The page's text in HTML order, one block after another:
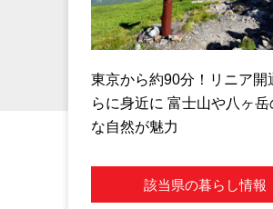
東京から約90分！リニア開
らに身近に 富士山や八ヶ岳
な自然が魅力
該当県の暮らし情報